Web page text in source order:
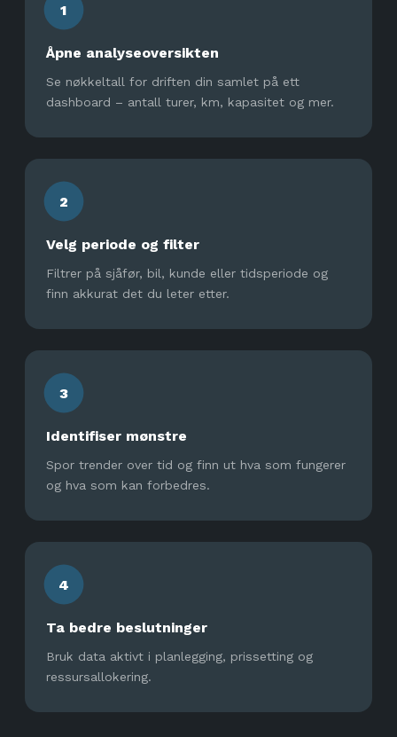
1
Åpne analyseoversikten
Se nøkkeltall for driften din samlet på ett
dashboard – antall turer, km, kapasitet og mer.
2
Velg periode og filter
Filtrer på sjåfør, bil, kunde eller tidsperiode og
finn akkurat det du leter etter.
3
Identifiser mønstre
Spor trender over tid og finn ut hva som fungerer
og hva som kan forbedres.
4
Ta bedre beslutninger
Bruk data aktivt i planlegging, prissetting og
ressursallokering.